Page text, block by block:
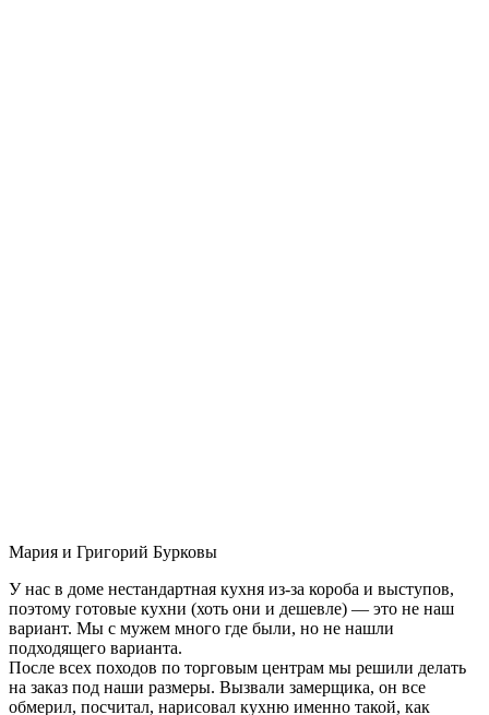
Мария и Григорий Бурковы
У нас в доме нестандартная кухня из-за короба и выступов,
поэтому готовые кухни (хоть они и дешевле) — это не наш
вариант. Мы с мужем много где были, но не нашли
подходящего варианта.
После всех походов по торговым центрам мы решили делать
на заказ под наши размеры. Вызвали замерщика, он все
обмерил, посчитал, нарисовал кухню именно такой, как